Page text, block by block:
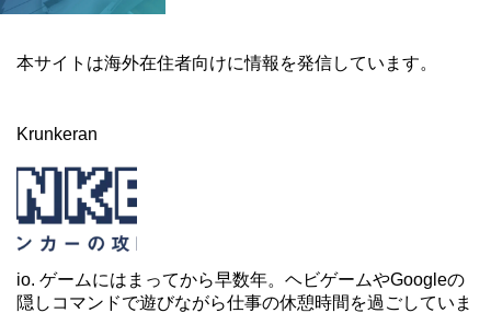
本サイトは海外在住者向けに情報を発信しています。
Krunkeran
io. ゲームにはまってから早数年。ヘビゲームやGoogleの
隠しコマンドで遊びながら仕事の休憩時間を過ごしていま